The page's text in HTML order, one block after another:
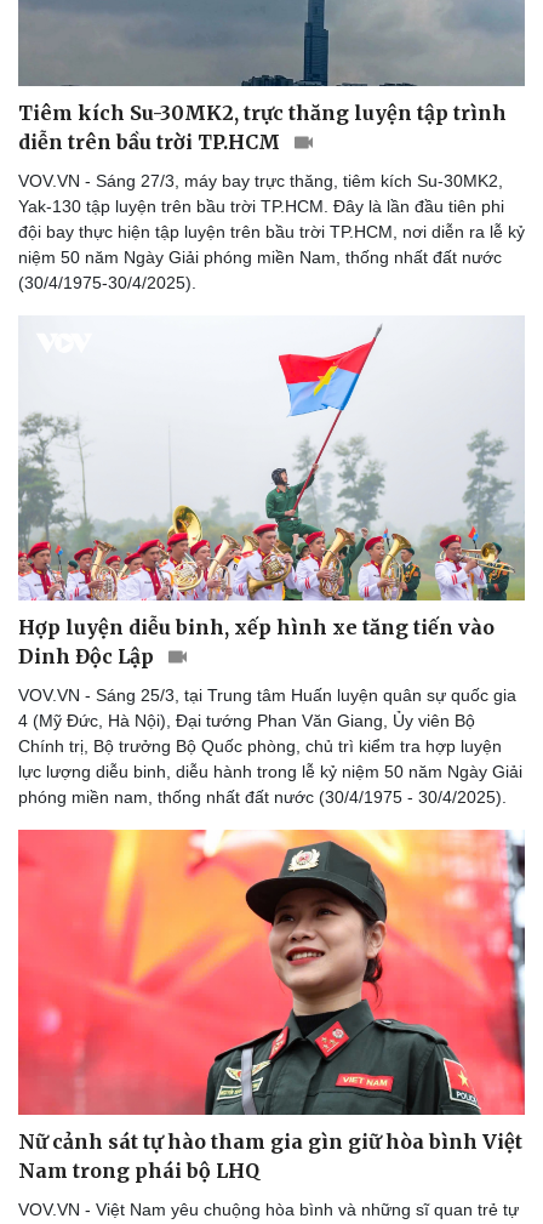
Văn hóa
Sân khấu - Điện ảnh
Văn học
Giải trí
Thời trang
Podcast
Câu chuyện thời sự
Đọc truyện đêm khuya
Cửa sổ tình yêu
Kể chuyện cho bé
Hạt giống tâm hồn
Tiêm kích Su-30MK2, trực thăng luyện tập trình
diễn trên bầu trời TP.HCM
VOV.VN - Sáng 27/3, máy bay trực thăng, tiêm kích Su-30MK2,
Yak-130 tập luyện trên bầu trời TP.HCM. Đây là lần đầu tiên phi
đội bay thực hiện tập luyện trên bầu trời TP.HCM, nơi diễn ra lễ kỷ
niệm 50 năm Ngày Giải phóng miền Nam, thống nhất đất nước
(30/4/1975-30/4/2025).
Hợp luyện diễu binh, xếp hình xe tăng tiến vào
Dinh Độc Lập
VOV.VN - Sáng 25/3, tại Trung tâm Huấn luyện quân sự quốc gia
4 (Mỹ Đức, Hà Nội), Đại tướng Phan Văn Giang, Ủy viên Bộ
Chính trị, Bộ trưởng Bộ Quốc phòng, chủ trì kiểm tra hợp luyện
lực lượng diễu binh, diễu hành trong lễ kỷ niệm 50 năm Ngày Giải
phóng miền nam, thống nhất đất nước (30/4/1975 - 30/4/2025).
Nữ cảnh sát tự hào tham gia gìn giữ hòa bình Việt
Nam trong phái bộ LHQ
VOV.VN - Việt Nam yêu chuộng hòa bình và những sĩ quan trẻ tự